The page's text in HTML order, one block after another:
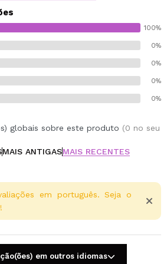
alisadores, piscina, mar e
100%
0%
0%
0%
0%
globais sobre este produto (0 no seu
MAIS ANTIGASMAIS RECENTES
em português. Seja o
em outros idiomas